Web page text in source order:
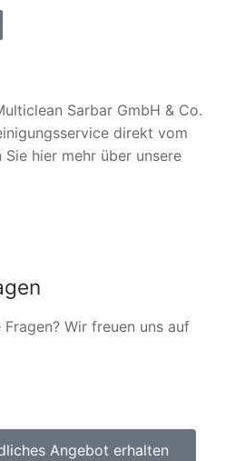
Sarbar GmbH & Co.
direkt vom
hier mehr über unsere
Wir freuen uns auf
Angebot erhalten